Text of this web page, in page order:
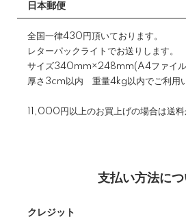
日本郵便
全国一律430円頂いております。
レターパックライトでお送りします。
サイズ340mm×248mm(A4ファイル
厚さ3cm以内 重量4kg以内でご利用い
11,000円以上のお買上げの場合は送料
支払い方法に
クレジット